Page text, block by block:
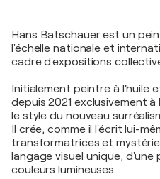
Hans Batschauer est un
l'échelle nationale et
cadre d'expositions
Initialement peintre à l'huile
depuis 2021 exclusivement
le style du nouveau
Il crée, comme il l'écrit lui-
transformatrices et
langage visuel unique,
couleurs lumineuses.